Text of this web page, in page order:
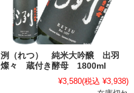
洌（れつ） 純米大吟醸 出羽
燦々 蔵付き酵母 1800ml
¥3,580(税込 ¥3,938)